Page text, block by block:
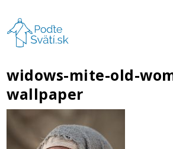
widows-mite-old-
wallpaper